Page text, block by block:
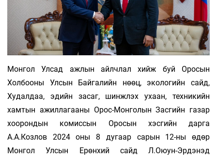
Монгол Улсад ажлын айлчлал хийж буй Оросын
Холбооны Улсын Байгалийн нөөц, экологийн сайд,
Худалдаа, эдийн засаг, шинжлэх ухаан, техникийн
хамтын ажиллагааны Орос-Монголын Засгийн газар
хоорондын комиссын Оросын хэсгийн дарга
А.А.Козлов 2024 оны 8 дугаар сарын 12-ны өдөр
Монгол Улсын Ерөнхий сайд Л.Оюун-Эрдэнэд